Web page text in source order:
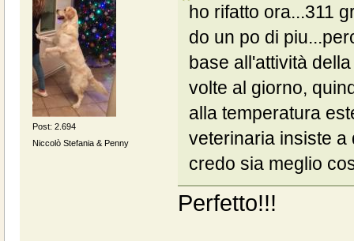
Post: 2.694
Niccolò Stefania & Penny
ho rifatto ora...311
do un po di
base all'attività
volte al giorno,
alla temperatura
veterinaria insiste a
credo sia meglio
Perfetto!!!